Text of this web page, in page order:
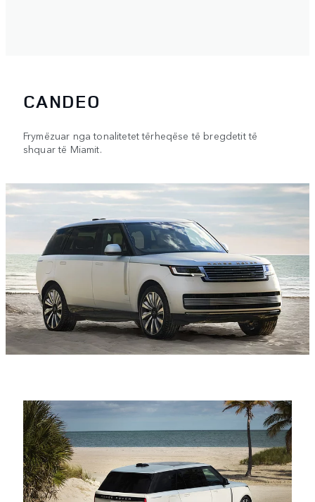
CANDEO
Frymëzuar nga tonalitetet tërheqëse të bregdetit të
shquar të Miamit.